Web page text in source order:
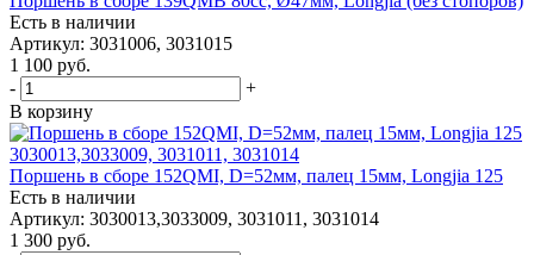
Есть в наличии
Артикул: 3031006, 3031015
1 100 руб.
-
+
В корзину
Поршень в сборе 152QMI, D=52мм, палец 15мм, Longjia 125
Есть в наличии
Артикул: 3030013,3033009, 3031011, 3031014
1 300 руб.